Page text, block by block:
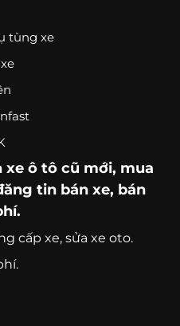
xe đó
thay gương
3–6 tháng
chọn nơi minh bạch
tùng xe
xe ô tô cũ mới, mua
tin bán xe, bán
cấp xe, sửa xe oto.